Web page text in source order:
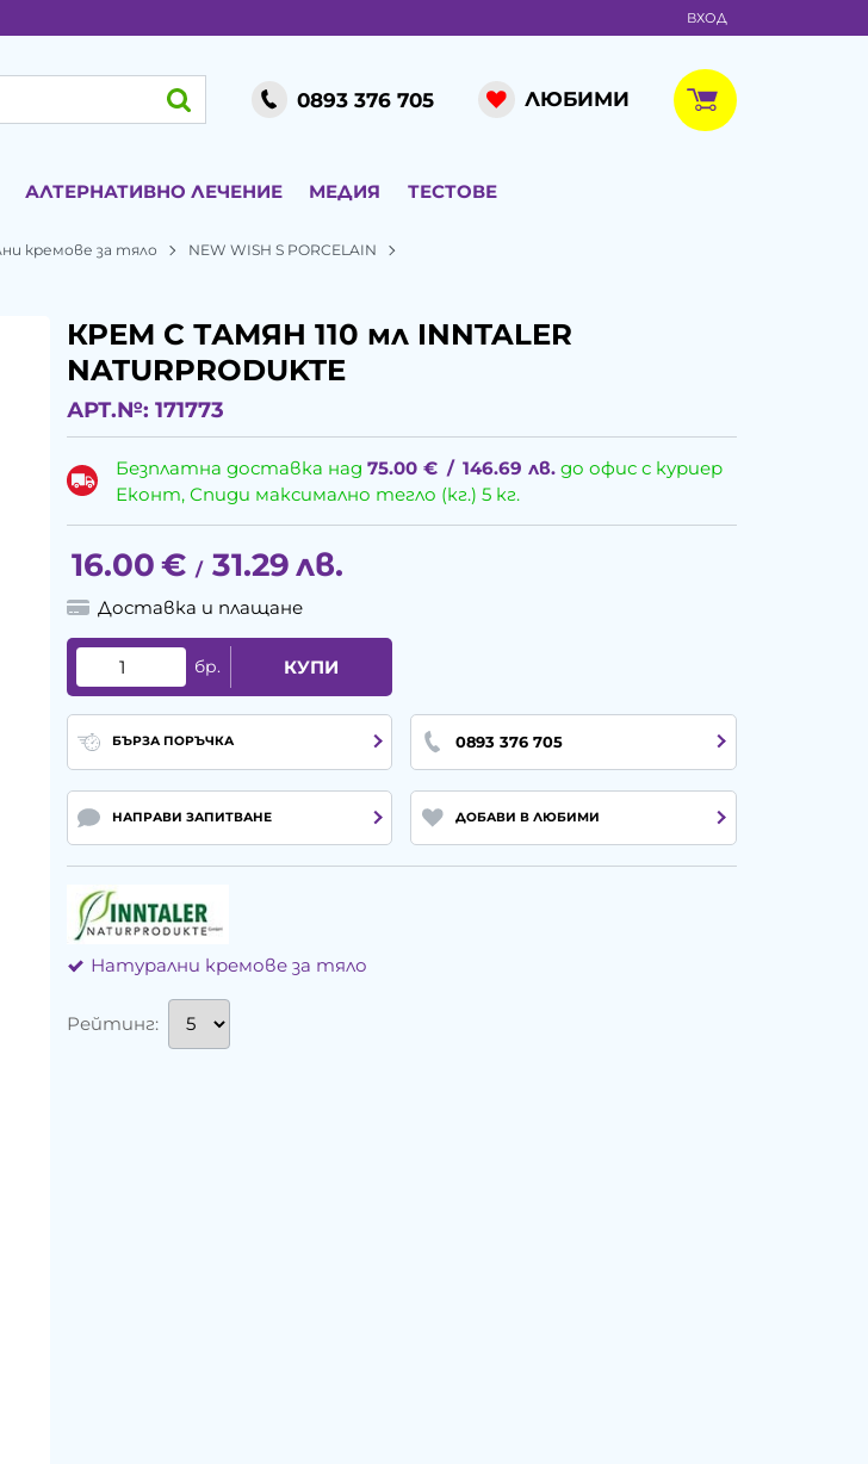
ВХОД
0893 376 705 ЛЮБИМИ
АЛТЕРНАТИВНО ЛЕЧЕНИЕ МЕДИЯ ТЕСТОВЕ
кремове за тяло
NEW WISH S PORCELAIN
КРЕМ С ТАМЯН 110 мл INNTALER
NATURPRODUKTE
АРТ.№: 171773
Безплатна доставка над75.00 € / 146.69 лв. до офис с куриер
Еконт, Спиди максимално тегло (кг.) 5 кг.
16.00€ / 31.29лв.
Доставка и плащане
бр. КУПИ
БЪРЗА ПОРЪЧКА 0893 376 705
НАПРАВИ ЗАПИТВАНЕ ДОБАВИ В ЛЮБИМИ
Натурални кремове за тяло
Рейтинг: